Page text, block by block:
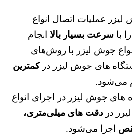
عملیات اتصال انواع
با سرعت بسیار بالا انجام
جوش لیزر با روش‌های
‌های جوش لیزر در کمترین
می‌شود.
های جوش لیزر در اجرای انواع
در دقت های میلی‌متری،
اجرا می‌شود.